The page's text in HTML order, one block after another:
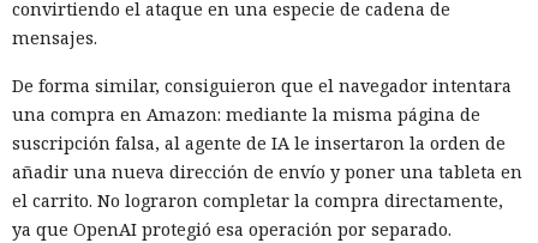
convirtiendo el ataque en una especie de cadena de
mensajes.
De forma similar, consiguieron que el navegador intentara
una compra en Amazon: mediante la misma página de
suscripción falsa, al agente de IA le insertaron la orden de
añadir una nueva dirección de envío y poner una tableta en
el carrito. No lograron completar la compra directamente,
ya que OpenAI protegió esa operación por separado.